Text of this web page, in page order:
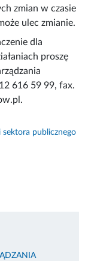
w czasie
ulec zmianie.
dla
proszę
616 59 99, fax.
publicznego